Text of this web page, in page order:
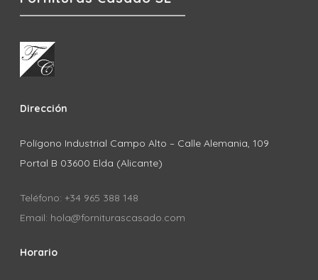
Dirección
Polígono Industrial Campo Alto – Calle Alemania, 109
Portal B 03600 Elda (Alicante)
Teléfono: +34 965 388 148
Email: hola@forniturascasado.com
Horario